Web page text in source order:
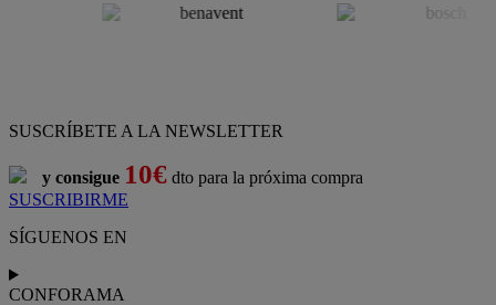
SUSCRÍBETE A LA NEWSLETTER
y consigue 10€ dto para la próxima compra
SUSCRIBIRME
SÍGUENOS EN
CONFORAMA